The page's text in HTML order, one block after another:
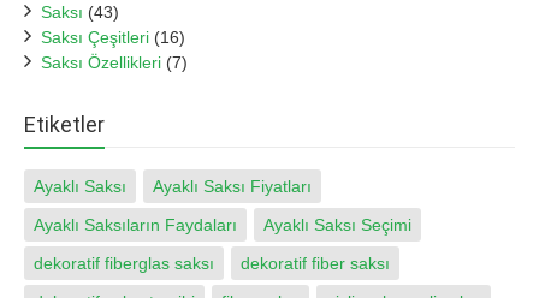
Saksı (43)
Saksı Çeşitleri (16)
Saksı Özellikleri (7)
Etiketler
Ayaklı Saksı
Ayaklı Saksı Fiyatları
Ayaklı Saksıların Faydaları
Ayaklı Saksı Seçimi
dekoratif fiberglas saksı
dekoratif fiber saksı